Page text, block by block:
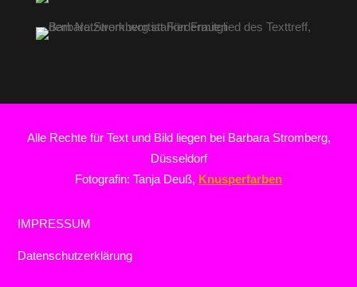
Alle Rechte für Text und Bild liegen bei Barbara Stromberg,
Düsseldorf
Fotografin: Tanja Deuß, Knusperfarben
IMPRESSUM
Datenschutzerklärung